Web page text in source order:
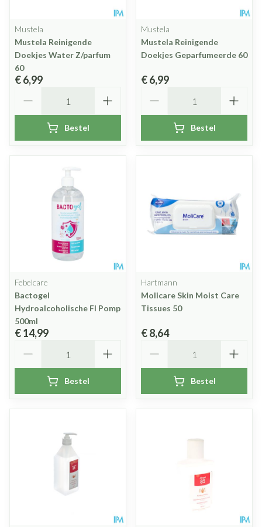
Mustela
Mustela Reinigende
Doekjes Water Z/parfum
60
€ 6,99
Bestel
Mustela
Mustela Reinigende
Doekjes Geparfumeerde 60
€ 6,99
Bestel
Febelcare
Bactogel
Hydroalcoholische Fl Pomp
500ml
€ 14,99
Bestel
Hartmann
Molicare Skin Moist Care
Tissues 50
€ 8,64
Bestel